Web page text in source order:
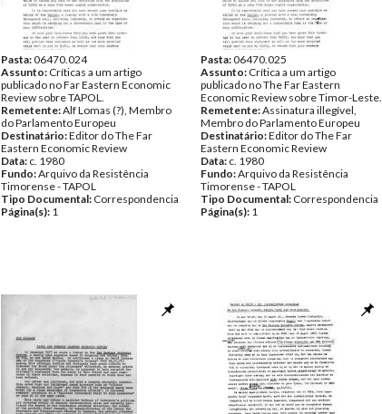
Pasta:06470.024
Assunto: Críticas a um artigo
publicado no Far Eastern Economic
Review sobre TAPOL.
Remetente:Alf Lomas (?), Membro
do Parlamento Europeu
Destinatário:Editor do The Far
Eastern Economic Review
Data: c. 1980
Fundo:Arquivo da Resistência
Timorense - TAPOL
Tipo Documental: Correspondencia
Página(s): 1
Pasta:06470.025
Assunto: Crítica a um artigo
publicado no The Far Eastern
Economic Review sobre Timor-Leste.
Remetente:Assinatura illegível,
Membro do Parlamento Europeu
Destinatário:Editor do The Far
Eastern Economic Review
Data: c. 1980
Fundo:Arquivo da Resistência
Timorense - TAPOL
Tipo Documental: Correspondencia
Página(s): 1